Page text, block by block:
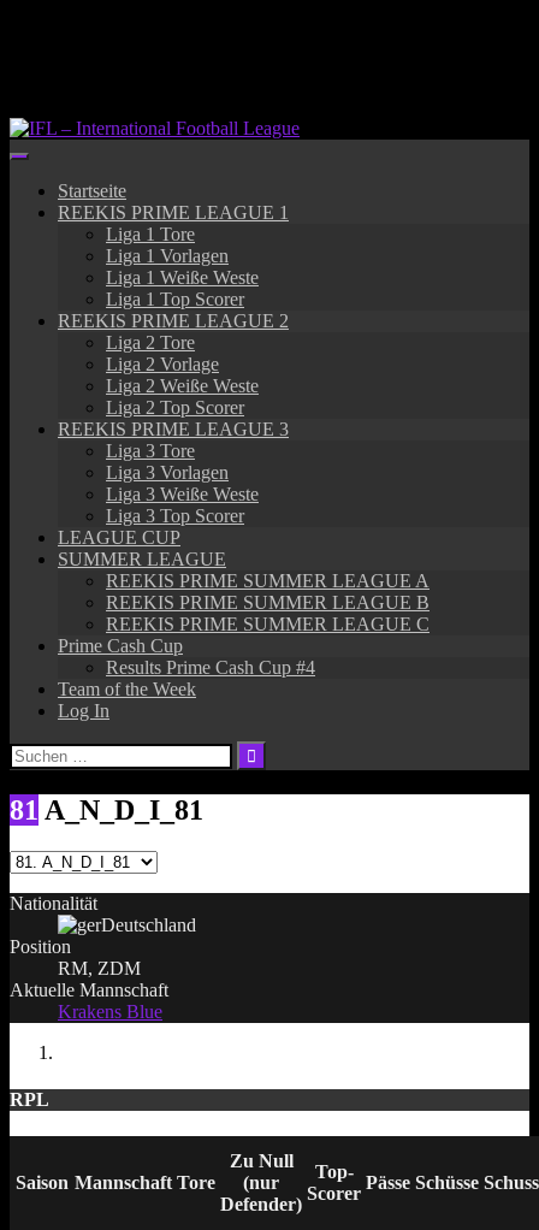
Startseite
REEKIS PRIME LEAGUE 1
Liga 1 Tore
Liga 1 Vorlagen
Liga 1 Weiße Weste
Liga 1 Top Scorer
REEKIS PRIME LEAGUE 2
Liga 2 Tore
Liga 2 Vorlage
Liga 2 Weiße Weste
Liga 2 Top Scorer
REEKIS PRIME LEAGUE 3
Liga 3 Tore
Liga 3 Vorlagen
Liga 3 Weiße Weste
Liga 3 Top Scorer
LEAGUE CUP
SUMMER LEAGUE
REEKIS PRIME SUMMER LEAGUE A
REEKIS PRIME SUMMER LEAGUE B
REEKIS PRIME SUMMER LEAGUE C
Prime Cash Cup
Results Prime Cash Cup #4
Team of the Week
Log In
Suchen
nach:
81 A_N_D_I_81
Nationalität
Deutschland
Position
RM, ZDM
Aktuelle Mannschaft
Krakens Blue
RPL
Saison Mannschaft Tore
Zu Null
(nur
Defender)
Top-
Scorer
Pässe Schüsse